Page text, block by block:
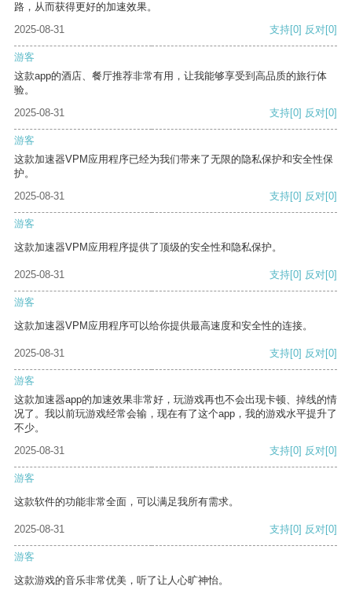
路，从而获得更好的加速效果。
2025-08-31
支持[0] 反对[0]
游客
这款app的酒店、餐厅推荐非常有用，让我能够享受到高品质的旅行体
验。
2025-08-31
支持[0] 反对[0]
游客
这款加速器VPM应用程序已经为我们带来了无限的隐私保护和安全性保
护。
2025-08-31
支持[0] 反对[0]
游客
这款加速器VPM应用程序提供了顶级的安全性和隐私保护。
2025-08-31 支持[0] 反对[0]
游客
这款加速器VPM应用程序可以给你提供最高速度和安全性的连接。
2025-08-31 支持[0] 反对[0]
游客
这款加速器app的加速效果非常好，玩游戏再也不会出现卡顿、掉线的情
况了。我以前玩游戏经常会输，现在有了这个app，我的游戏水平提升了
不少。
2025-08-31
支持[0] 反对[0]
游客
这款软件的功能非常全面，可以满足我所有需求。
2025-08-31 支持[0] 反对[0]
游客
这款游戏的音乐非常优美，听了让人心旷神怡。